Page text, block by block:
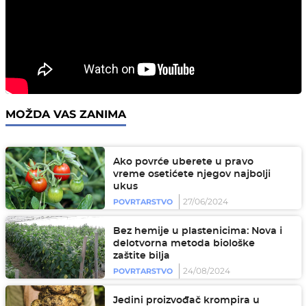
MOŽDA VAS ZANIMA
Ako povrće uberete u pravo
vreme osetićete njegov najbolji
ukus
POVRTARSTVO
27/06/2024
Bez hemije u plastenicima: Nova i
delotvorna metoda biološke
zaštite bilja
POVRTARSTVO
24/08/2024
Jedini proizvođač krompira u